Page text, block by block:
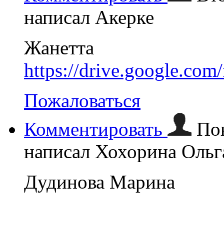
написал Акерке
Жанетта
https://
Пожаловаться
Комментировать
написал Хохорина
Дудинова Марина